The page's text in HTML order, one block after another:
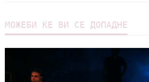
МОЖЕБИ ЌЕ ВИ СЕ ДОПАДНЕ